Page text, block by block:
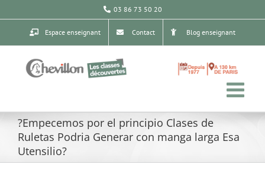
au
03 86 73 50 20
Espace enseignant Contact Blog enseignant
?Empecemos por el principio Clases de
Ruletas Podria Generar con manga larga Esa
Utensilio?